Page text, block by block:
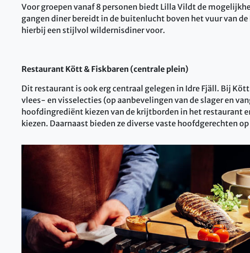
Voor groepen vanaf 8 personen biedt Lilla Vildt de
gangen diner bereidt in de buitenlucht boven het vuur van
hierbij een stijlvol wildernisdiner voor.
Restaurant Kött & Fiskbaren (centrale plein)
Dit restaurant is ook erg centraal gelegen in Idre Fjäll. Bij
vlees- en visselecties (op aanbevelingen van de slager en
hoofdingrediënt kiezen van de krijtborden in het restaurant
kiezen. Daarnaast bieden ze diverse vaste hoofdgerechten